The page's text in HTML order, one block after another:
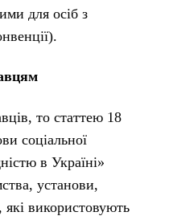
для осіб з
то статтею 18
соціальної
в Україні»
установи,
які використовують